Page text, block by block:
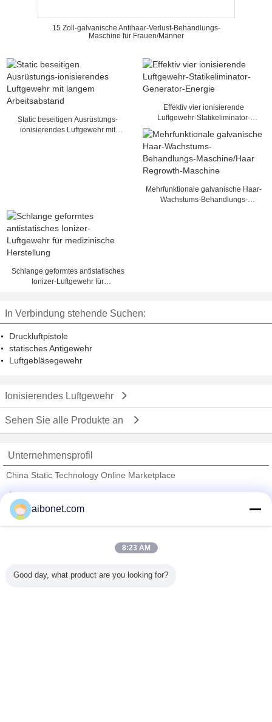
15 Zoll-galvanische Antihaar-Verlust-Behandlungs-
Maschine für Frauen/Männer
Static beseitigen Ausrüstungs-
ionisierendes Luftgewehr mit
Effektiv vier ionisierende
Luftgewehr-Statikeliminator-
Mehrfunktionale galvanische Haar-
Wachstums-Behandlungs-
Schlange geformtes antistatisches
Ionizer-Luftgewehr für
In Verbindung stehende Suchen:
Druckluftpistole
statisches Antigewehr
Luftgebläsegewehr
Ionisierendes Luftgewehr
Sehen Sie alle Produkte an
Unternehmensprofil
China Static Technology Online Marketplace
Trust Seal
Alle Produkte
aibonet.com
8:23 AM
Good day, what product are you looking for?